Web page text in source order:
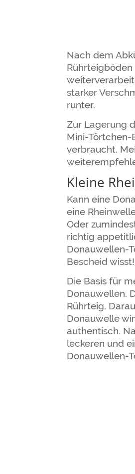
Nach dem
starker
runter.
Zur Lagerung
Mini-Törtchen-
verbraucht.
Kleine
Kann eine
eine
Oder
richtig
Donauwellen-
Bescheid wisst!
Die Basis für
Donauwellen.
Rührteig.
Donauwelle
authentisch.
leckeren und
Donauwellen-